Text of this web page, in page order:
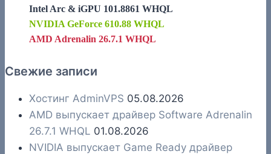
Intel Arc & iGPU 101.8861 WHQL
NVIDIA GeForce 610.88 WHQL
AMD Adrenalin 26.7.1 WHQL
Свежие записи
Хостинг AdminVPS 05.08.2026
AMD выпускает драйвер Software Adrenalin
26.7.1 WHQL 01.08.2026
NVIDIA выпускает Game Ready драйвер